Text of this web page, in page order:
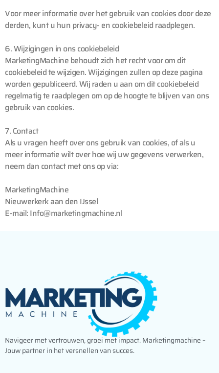
Voor meer informatie over het gebruik van cookies door deze
derden, kunt u hun privacy- en cookiebeleid raadplegen.
6. Wijzigingen in ons cookiebeleid
MarketingMachine behoudt zich het recht voor om dit
cookiebeleid te wijzigen. Wijzigingen zullen op deze pagina
worden gepubliceerd. Wij raden u aan om dit cookiebeleid
regelmatig te raadplegen om op de hoogte te blijven van ons
gebruik van cookies.
7. Contact
Als u vragen heeft over ons gebruik van cookies, of als u
meer informatie wilt over hoe wij uw gegevens verwerken,
neem dan contact met ons op via:
MarketingMachine
Nieuwerkerk aan den IJssel
E-mail: Info@marketingmachine.nl
Navigeer met vertrouwen, groei met impact. Marketingmachine –
Jouw partner in het versnellen van succes.